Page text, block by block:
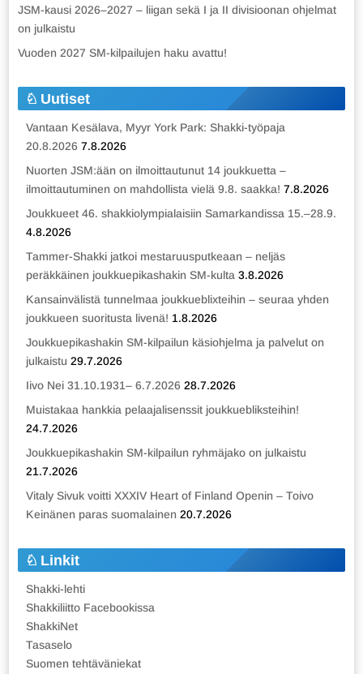
JSM-kausi 2026–2027 – liigan sekä I ja II divisioonan ohjelmat
on julkaistu
Vuoden 2027 SM-kilpailujen haku avattu!
Uutiset
Vantaan Kesälava, Myyr York Park: Shakki-työpaja
20.8.2026 7.8.2026
Nuorten JSM:ään on ilmoittautunut 14 joukkuetta –
ilmoittautuminen on mahdollista vielä 9.8. saakka! 7.8.2026
Joukkueet 46. shakkiolympialaisiin Samarkandissa 15.–28.9.
4.8.2026
Tammer-Shakki jatkoi mestaruusputkeaan – neljäs
peräkkäinen joukkuepikashakin SM-kulta 3.8.2026
Kansainvälistä tunnelmaa joukkueblixteihin – seuraa yhden
joukkueen suoritusta livenä! 1.8.2026
Joukkuepikashakin SM-kilpailun käsiohjelma ja palvelut on
julkaistu 29.7.2026
Iivo Nei 31.10.1931– 6.7.2026 28.7.2026
Muistakaa hankkia pelaajalisenssit joukkuebliksteihin!
24.7.2026
Joukkuepikashakin SM-kilpailun ryhmäjako on julkaistu
21.7.2026
Vitaly Sivuk voitti XXXIV Heart of Finland Openin – Toivo
Keinänen paras suomalainen 20.7.2026
Linkit
Shakki-lehti
Shakkiliitto Facebookissa
ShakkiNet
Tasaselo
Suomen tehtäväniekat